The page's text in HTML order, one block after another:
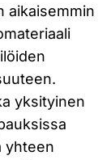
aikaisemmin
yksityinen
yhteen